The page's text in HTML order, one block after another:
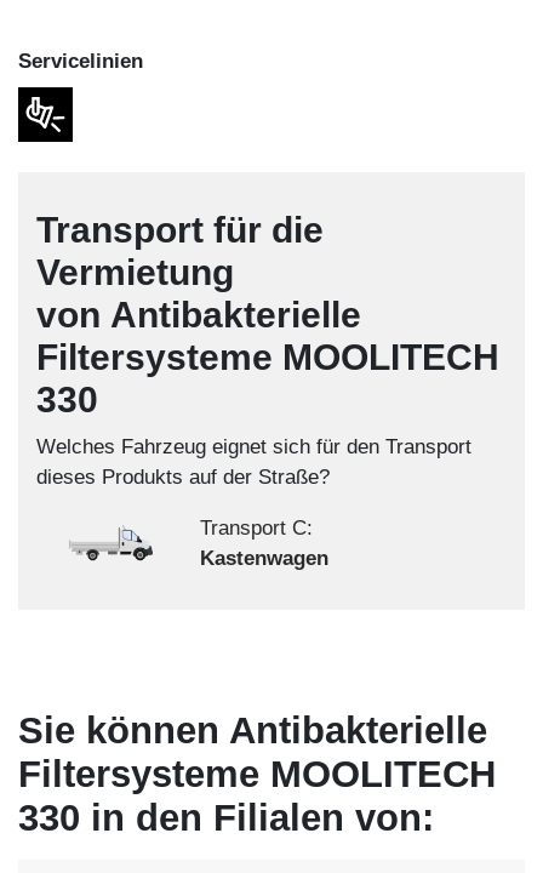
Service­linien
Transport für die
Vermietung
von Antibakterielle
Filtersysteme MOOLITECH
330
Welches Fahrzeug eignet sich für den Transport
dieses Produkts auf der Straße?
Transport C:
Kastenwagen
Sie können Antibakterielle
Filtersysteme MOOLITECH
330 in den Filialen von: